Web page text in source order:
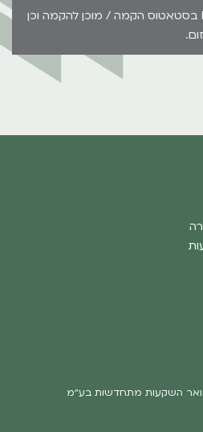
כיום לחברה יש כ-16.3 MW בסטאטוס הקמה / מוכן להקמה וכן
השקעות מתחדשות בע״מ